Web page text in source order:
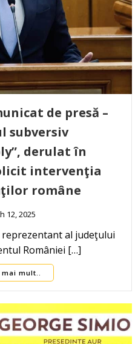
de presă –
subversiv
derulat în
intervenţia
române
12, 2025
al judeţului
României […]
mai mult..